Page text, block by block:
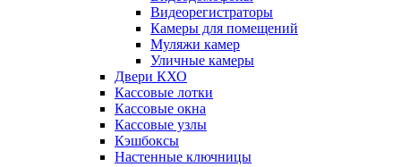
Видеорегистраторы
Камеры для помещений
Муляжи камер
Уличные камеры
Двери КХО
Кассовые лотки
Кассовые окна
Кассовые узлы
Кэшбоксы
Настенные ключницы